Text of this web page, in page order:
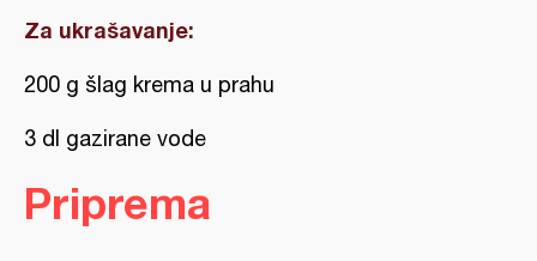
Za ukrašavanje:
200 g šlag krema u prahu
3 dl gazirane vode
Priprema